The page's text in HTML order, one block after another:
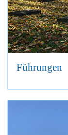
Führungen